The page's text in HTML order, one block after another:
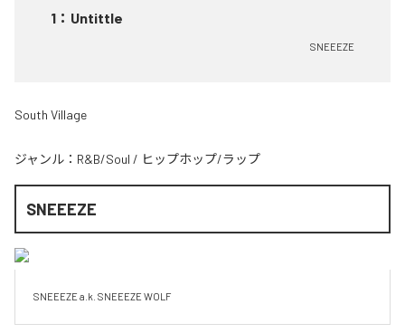
1 ： Untittle
SNEEEZE
South Village
ジャンル： R&B/Soul / ヒップホップ/ラップ
SNEEEZE
SNEEEZE a.k. SNEEEZE WOLF